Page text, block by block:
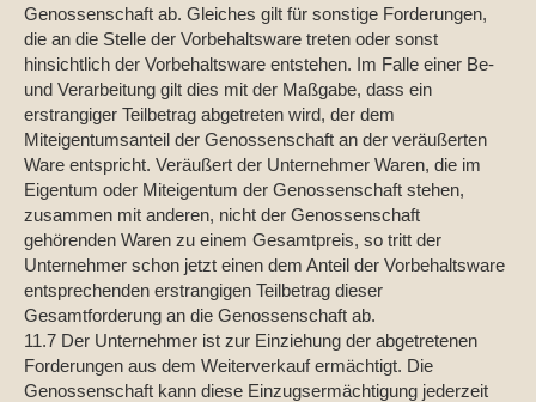
Genossenschaft ab. Gleiches gilt für sonstige Forderungen,
die an die Stelle der Vorbehaltsware treten oder sonst
hinsichtlich der Vorbehaltsware entstehen. Im Falle einer Be-
und Verarbeitung gilt dies mit der Maßgabe, dass ein
erstrangiger Teilbetrag abgetreten wird, der dem
Miteigentumsanteil der Genossenschaft an der veräußerten
Ware entspricht. Veräußert der Unternehmer Waren, die im
Eigentum oder Miteigentum der Genossenschaft stehen,
zusammen mit anderen, nicht der Genossenschaft
gehörenden Waren zu einem Gesamtpreis, so tritt der
Unternehmer schon jetzt einen dem Anteil der Vorbehaltsware
entsprechenden erstrangigen Teilbetrag dieser
Gesamtforderung an die Genossenschaft ab.
11.7 Der Unternehmer ist zur Einziehung der abgetretenen
Forderungen aus dem Weiterverkauf ermächtigt. Die
Genossenschaft kann diese Einzugsermächtigung jederzeit